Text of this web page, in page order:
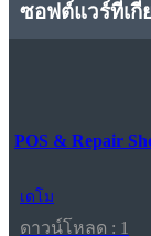
ซอฟต์แวร์ที่เกี่
POS & Repair
เดโม
ดาวน์โหลด : 1